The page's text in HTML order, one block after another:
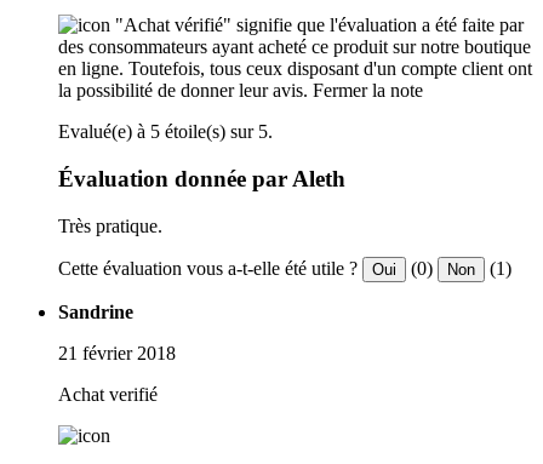
"Achat vérifié" signifie que l'évaluation a été faite par
des consommateurs ayant acheté ce produit sur notre boutique
en ligne. Toutefois, tous ceux disposant d'un compte client ont
la possibilité de donner leur avis. Fermer la note
Evalué(e) à 5 étoile(s) sur 5.
Évaluation donnée par Aleth
Très pratique.
Cette évaluation vous a-t-elle été utile ? Oui (0) Non (1)
Sandrine
21 février 2018
Achat verifié